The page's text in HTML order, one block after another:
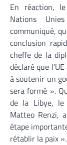
En réaction,
Nations
communiqué,
conclusion
cheffe de la
déclaré que
à soutenir un
sera formé ».
de la Libye, le
Matteo Renzi,
étape
rétablir la paix ».